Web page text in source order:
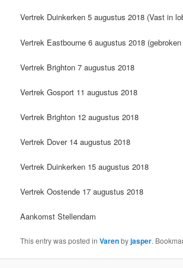
Vertrek Duinkerken 5 augustus 2018 (Vast in
Vertrek Eastbourne 6 augustus 2018
Vertrek Brighton 7 augustus 2018
Vertrek Gosport 11 augustus 2018
Vertrek Brighton 12 augustus 2018
Vertrek Dover 14 augustus 2018
Vertrek Duinkerken 15 augustus 2018
Vertrek Oostende 17 augustus 2018
Aankomst Stellendam
This entry was posted inVarenbyjasper.